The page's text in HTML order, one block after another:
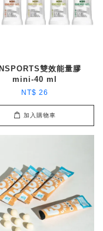
雙效能量膠
mini-40 ml
NT$ 26
加入購物車